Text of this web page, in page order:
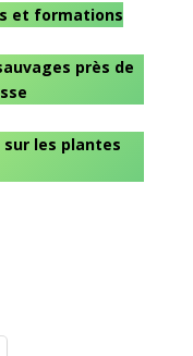
et formations
près de
les plantes